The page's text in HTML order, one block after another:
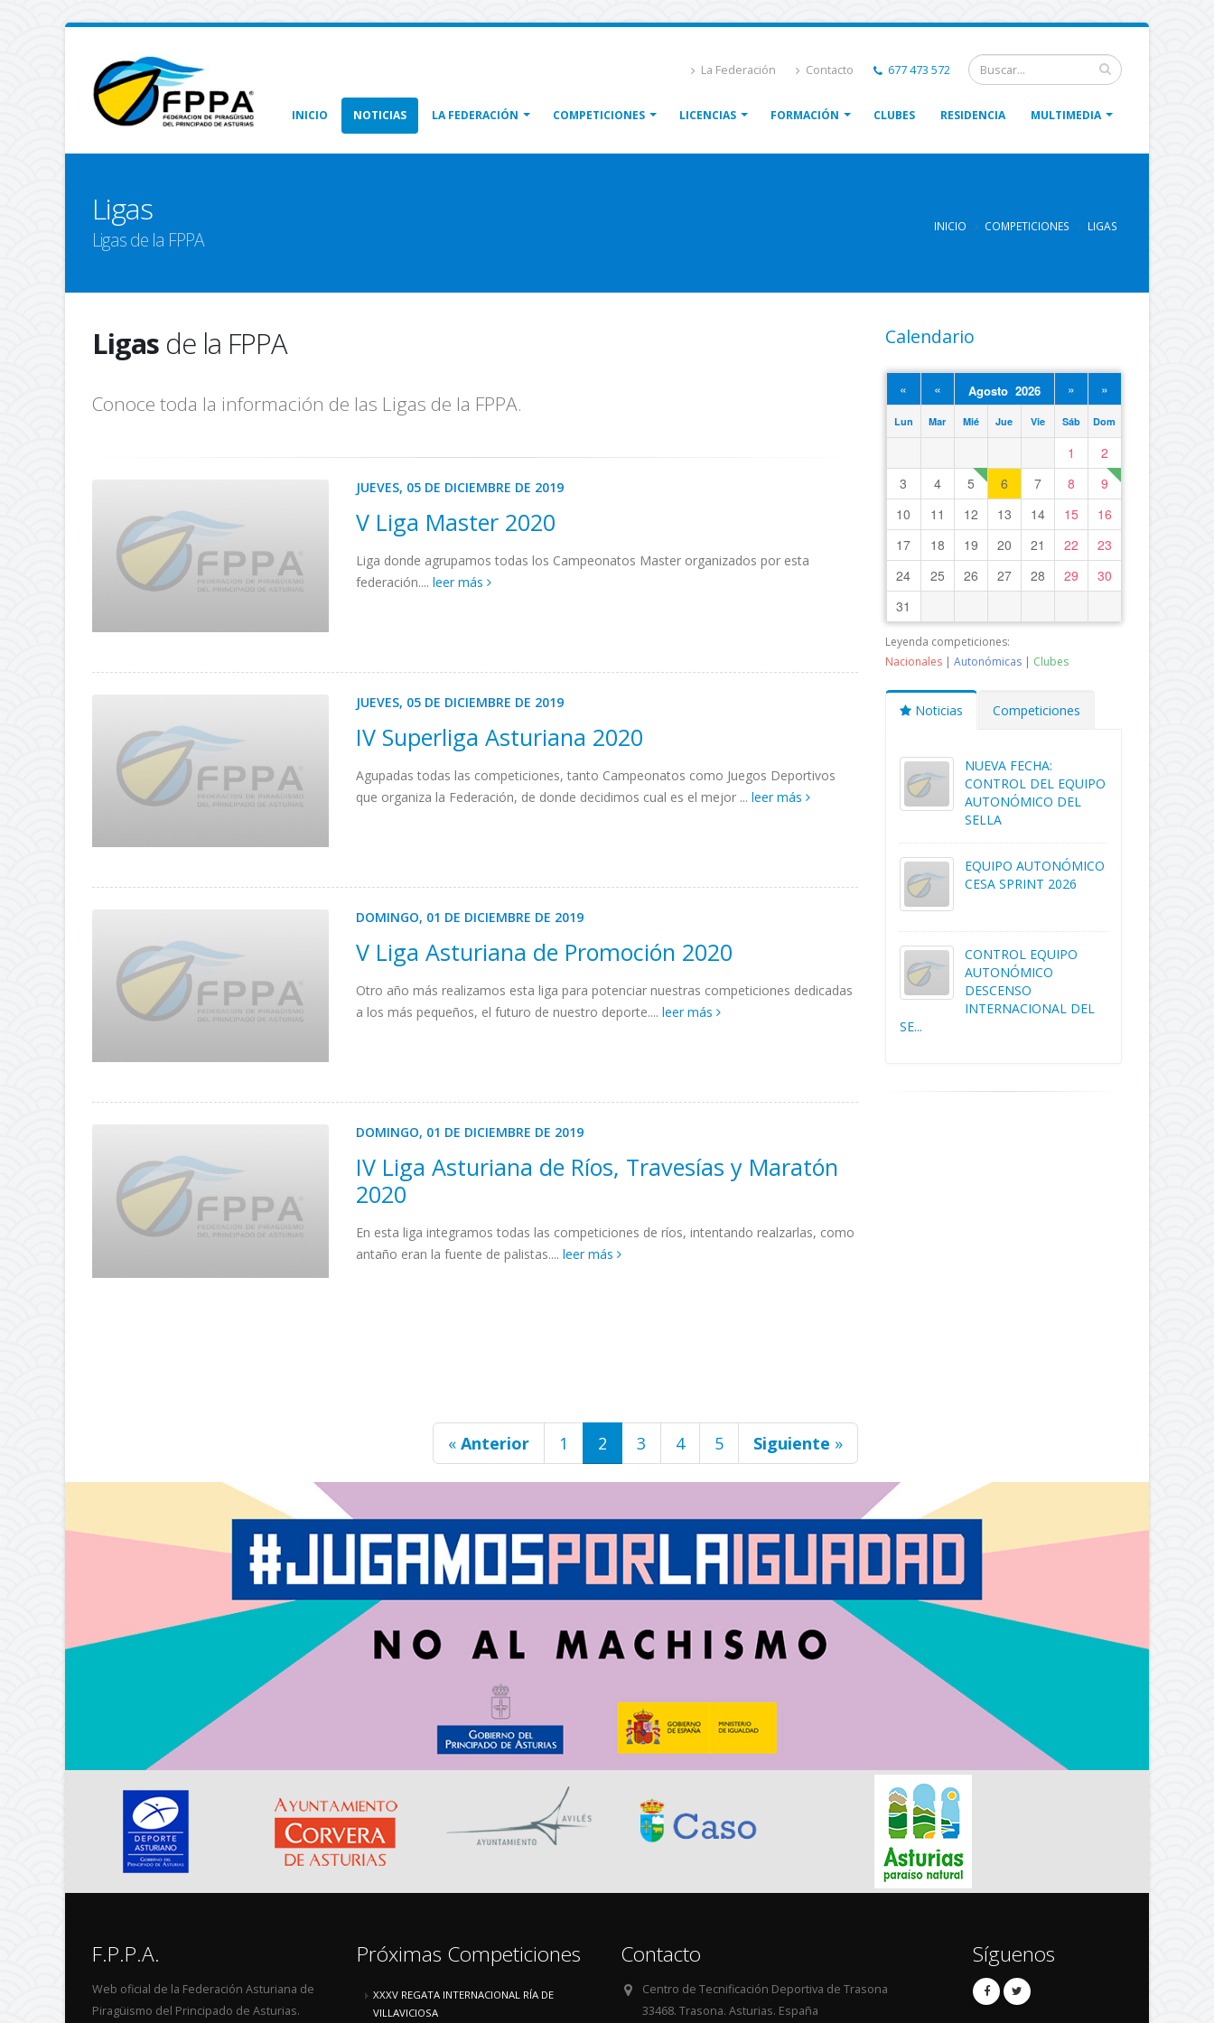
La Federación Contacto 677 473 572
INICIO NOTICIAS LA FEDERACIÓN COMPETICIONES LICENCIAS FORMACIÓN CLUBES RESIDENCIA MULTIMEDIA
Ligas
Ligas de la FPPA
INICIO COMPETICIONES LIGAS
Ligas de la FPPA
Conoce toda la información de las Ligas de la FPPA.
JUEVES, 05 DE DICIEMBRE DE 2019
V Liga Master 2020
Liga donde agrupamos todas los Campeonatos Master organizados por esta
federación....leer más
JUEVES, 05 DE DICIEMBRE DE 2019
IV Superliga Asturiana 2020
Agupadas todas las competiciones, tanto Campeonatos como Juegos Deportivos
que organiza la Federación, de donde decidimos cual es el mejor ...leer más
DOMINGO, 01 DE DICIEMBRE DE 2019
V Liga Asturiana de Promoción 2020
Otro año más realizamos esta liga para potenciar nuestras competiciones dedicadas
a los más pequeños, el futuro de nuestro deporte....leer más
DOMINGO, 01 DE DICIEMBRE DE 2019
IV Liga Asturiana de Ríos, Travesías y Maratón
2020
En esta liga integramos todas las competiciones de ríos, intentando realzarlas, como
antaño eran la fuente de palistas....leer más
« Anterior 1 2 3 4 5 Siguiente »
Calendario
« « Agosto 2026 » »
Lun Mar Mié Jue Vie Sáb Dom
1
2
3
4 5 6 7 8
9
10
11 12 13 14 15
16
17
18 19 20 21 22
23
24
25 26 27 28 29
30
31
Leyenda competiciones:
Nacionales| Autonómicas| Clubes
Noticias Competiciones
NUEVA FECHA:
CONTROL DEL EQUIPO
AUTONÓMICO DEL
SELLA
EQUIPO AUTONÓMICO
CESA SPRINT 2026
CONTROL EQUIPO
AUTONÓMICO
DESCENSO
INTERNACIONAL DEL
SE...
F.P.P.A.
Web oficial de la Federación Asturiana de
Piragüismo del Principado de Asturias.
Próximas Competiciones
XXXV REGATA INTERNACIONAL RÍA DE
VILLAVICIOSA
Contacto
Centro de Tecnificación Deportiva de Trasona
33468. Trasona. Asturias. España
Síguenos